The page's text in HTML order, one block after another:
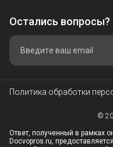
Остались вопросы?
Политика обработки
©
Ответ, полученный в рамках
Docvopros.ru,